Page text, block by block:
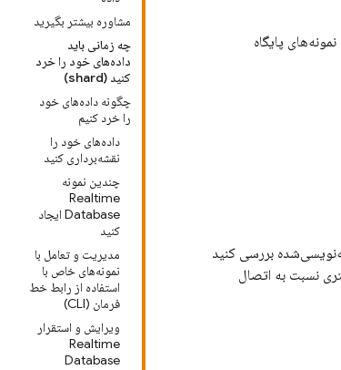
مشاوره بیشتر بگیرید
چه زمانی باید
داده‌های خود را خرد
کنید (shard)
چگونه داده‌های خود
را خرد کنیم
داده‌های خود را
نقشه‌برداری کنید
چندین نمونه
Realtime
Database ایجاد
کنید
مدیریت و تعامل با
نمونه‌های خاص با
استفاده از رابط خط
فرمان (CLI)
ویرایش و استقرار
Realtime
Database
پایگاه
بررسی کنید
نسبت به اتصال